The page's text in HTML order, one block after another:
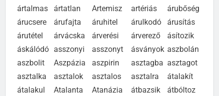
ártalmas
ártatlan Artemisz artériás
árubőség
árucsere
árufajta áruhitel árulkodó
árusítás
árutétel
árvácska árverési árverező
ásítozik
áskálódó asszonyi asszonyt ásványok aszbolán
aszbolit
Aszpázia aszpirin asztagba asztagot
asztalka
asztalok asztalos asztalra
átalakít
átalakul
Atalanta Atanázia átbazsik
átbóltoz